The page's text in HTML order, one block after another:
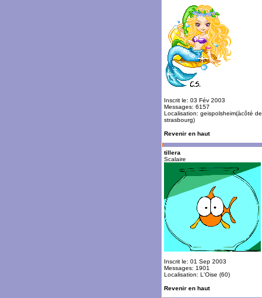
Inscrit le: 03 Fév 2003
Messages: 6157
Localisation: geispolsheim(àcôté de
strasbourg)
Revenir en haut
tillera
Scalaire
Inscrit le: 01 Sep 2003
Messages: 1901
Localisation: L'Oise (60)
Revenir en haut